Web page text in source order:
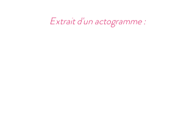
Extrait d'un actogramme :